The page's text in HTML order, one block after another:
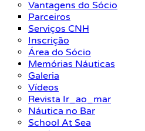
Vantagens do Sócio
Parceiros
Serviços CNH
Inscrição
Área do Sócio
Memórias Náuticas
Galeria
Vídeos
Revista Ir_ao_mar
Náutica no Bar
School At Sea